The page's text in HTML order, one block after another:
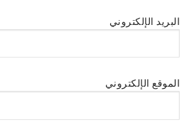
البريد الإلكتروني
الموقع الإلكتروني